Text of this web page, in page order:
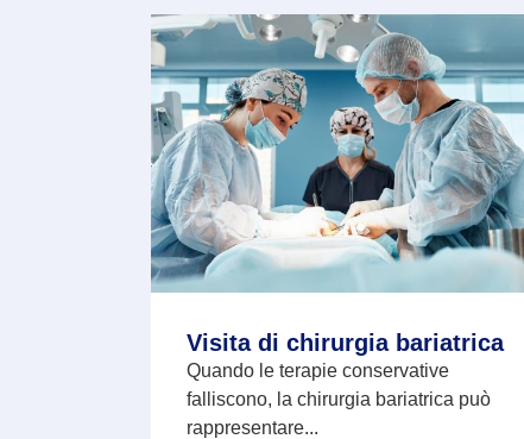
Visita di chirurgia bariatrica
Quando le terapie conservative
falliscono, la chirurgia bariatrica può
rappresentare...